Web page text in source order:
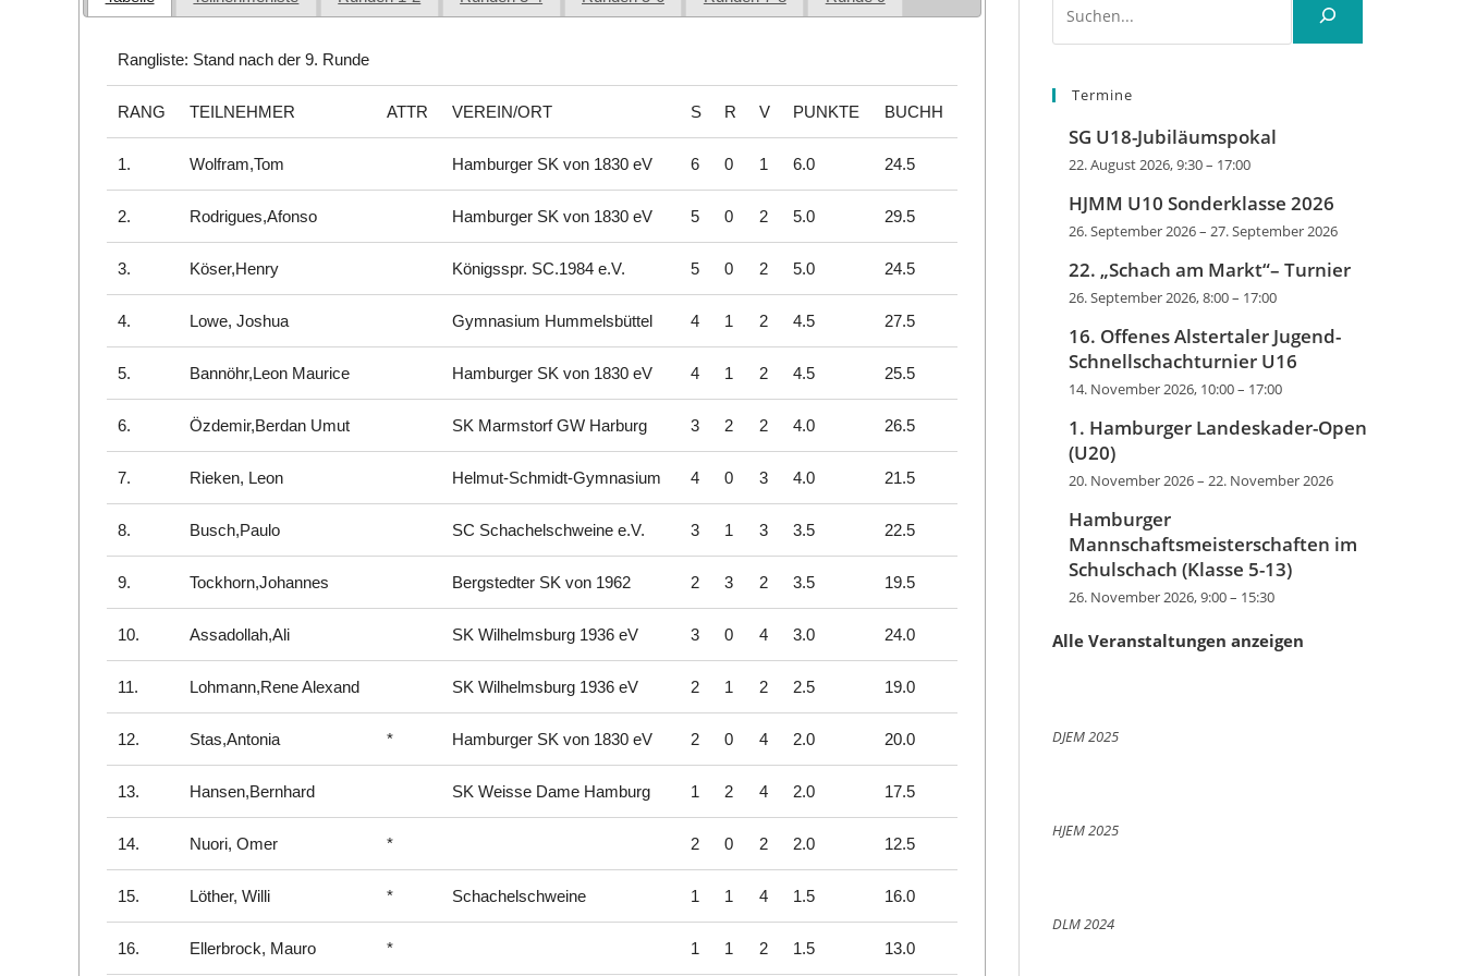
Rangliste: Stand nach der 9. Runde
RANG TEILNEHMER ATTR VEREIN/ORT S R V PUNKTE BUCHH
1. Wolfram,Tom Hamburger SK von 1830 eV 6 0 1 6.0 24.5
2. Rodrigues,Afonso Hamburger SK von 1830 eV 5 0 2 5.0 29.5
3. Köser,Henry Königsspr. SC.1984 e.V. 5 0 2 5.0 24.5
4. Lowe, Joshua Gymnasium Hummelsbüttel 4 1 2 4.5 27.5
5. Bannöhr,Leon Maurice Hamburger SK von 1830 eV 4 1 2 4.5 25.5
6. Özdemir,Berdan Umut SK Marmstorf GW Harburg 3 2 2 4.0 26.5
7. Rieken, Leon Helmut-Schmidt-Gymnasium 4 0 3 4.0 21.5
8. Busch,Paulo SC Schachelschweine e.V. 3 1 3 3.5 22.5
9. Tockhorn,Johannes Bergstedter SK von 1962 2 3 2 3.5 19.5
10. Assadollah,Ali SK Wilhelmsburg 1936 eV 3 0 4 3.0 24.0
11. Lohmann,Rene Alexand SK Wilhelmsburg 1936 eV 2 1 2 2.5 19.0
12. Stas,Antonia * Hamburger SK von 1830 eV 2 0 4 2.0 20.0
13. Hansen,Bernhard SK Weisse Dame Hamburg 1 2 4 2.0 17.5
14. Nuori, Omer * 2 0 2 2.0 12.5
15. Löther, Willi * Schachelschweine 1 1 4 1.5 16.0
16. Ellerbrock, Mauro * 1 1 2 1.5 13.0
Termine
SG U18-Jubiläumspokal
22. August 2026, 9:30– 17:00
HJMM U10 Sonderklasse 2026
26. September 2026– 27. September 2026
22. „Schach am Markt“– Turnier
26. September 2026, 8:00– 17:00
16. Offenes Alstertaler Jugend-
Schnellschachturnier U16
14. November 2026, 10:00– 17:00
1. Hamburger Landeskader-Open
(U20)
20. November 2026– 22. November 2026
Hamburger
Mannschaftsmeisterschaften im
Schulschach (Klasse 5-13)
26. November 2026, 9:00– 15:30
Alle Veranstaltungen anzeigen
DJEM 2025
HJEM 2025
DLM 2024